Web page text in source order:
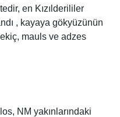
en Kızılderililer
, kayaya gökyüzünün
mauls ve adzes
NM yakınlarındaki